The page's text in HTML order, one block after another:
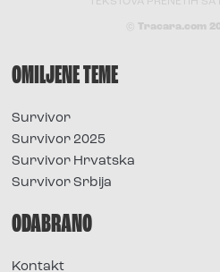
TEKSTOVA PRENETIH SA
© Tracara.com
OMILJENE TEME
Survivor
Survivor 2025
Survivor Hrvatska
Survivor Srbija
ODABRANO
Kontakt